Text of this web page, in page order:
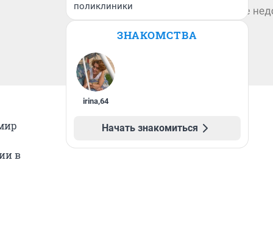
в
поликлиники
ЗНАКОМСТВА
irina,64
Начать знакомиться